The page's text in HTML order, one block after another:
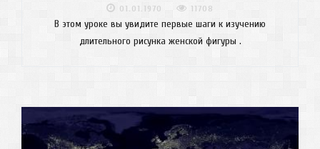
01.01.1970 11708
В этом уроке вы увидите первые шаги к изучению
длительного рисунка женской фигуры .